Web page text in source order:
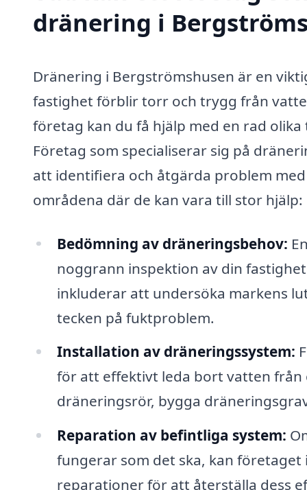
dränering i
Dränering i Bergströmshusen är en
fastighet förblir torr och trygg från
företag kan du få hjälp med en rad
Företag som specialiserar sig på
att identifiera och åtgärda problem
områdena där de kan vara till stor hjälp:
Bedömning av dräneringsbehov:
noggrann inspektion av din
inkluderar att undersöka markens
tecken på fuktproblem.
Installation av dräneringssystem:
för att effektivt leda bort vatten från
dräneringsrör, bygga
Reparation av befintliga system:
fungerar som det ska, kan
reparationer för att återställa dess